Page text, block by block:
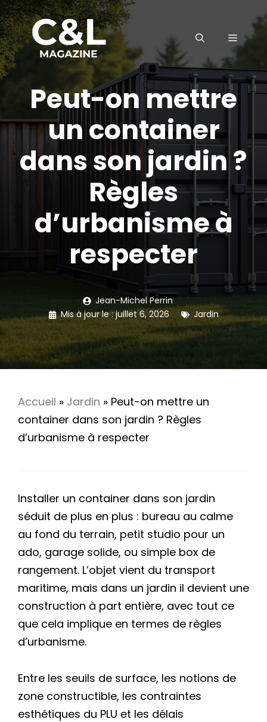
Aller
au
contenu
MENU
Peut-on mettre
un container
dans son jardin ?
Règles
d’urbanisme à
respecter
Jean-Michel Perrin
Mis à jour le :juillet 6, 2026 Jardin
Accueil » Jardin » Peut-on mettre un
container dans son jardin ? Règles
d’urbanisme à respecter
Installer un container dans son jardin
séduit de plus en plus : bureau au calme
au fond du terrain, petit studio pour un
ado, garage solide, ou simple box de
rangement. L’objet vient du transport
maritime, mais dans un jardin il devient une
construction à part entière, avec tout ce
que cela implique en termes de règles
d’urbanisme.
Entre les seuils de surface, les notions de
zone constructible, les contraintes
esthétiques du PLU et les délais